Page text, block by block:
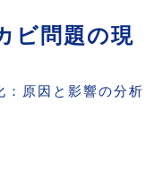
ビ問題の現
：原因と影響の分析